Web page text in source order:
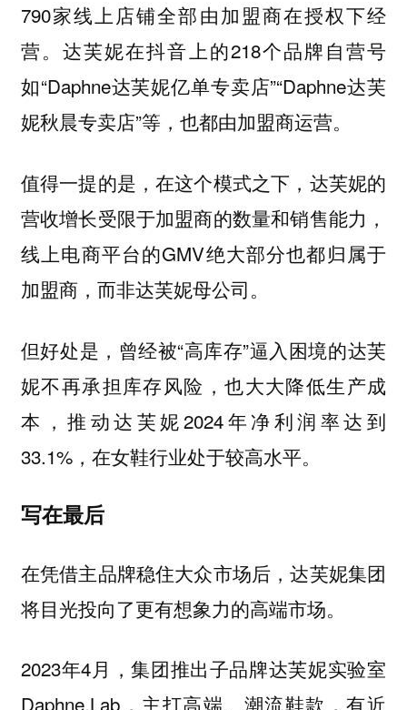
790家线上店铺全部由加盟商在授权下经
营。达芙妮在抖音上的218个品牌自营号
如“Daphne达芙妮亿单专卖店”“Daphne达芙
妮秋晨专卖店”等，也都由加盟商运营。
值得一提的是，在这个模式之下，达芙妮的
营收增长受限于加盟商的数量和销售能力，
线上电商平台的GMV绝大部分也都归属于
加盟商，而非达芙妮母公司。
但好处是，曾经被“高库存”逼入困境的达芙
妮不再承担库存风险，也大大降低生产成
本，推动达芙妮2024年净利润率达到
33.1%，在女鞋行业处于较高水平。
写在最后
在凭借主品牌稳住大众市场后，达芙妮集团
将目光投向了更有想象力的高端市场。
2023年4月，集团推出子品牌达芙妮实验室
Daphne.Lab，主打高端、潮流鞋款，有近